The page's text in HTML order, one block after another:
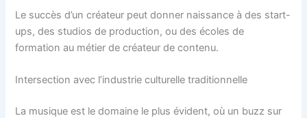
Le succès d’un créateur peut donner naissance à des start-
ups, des studios de production, ou des écoles de
formation au métier de créateur de contenu.
Intersection avec l’industrie culturelle traditionnelle
La musique est le domaine le plus évident, où un buzz sur